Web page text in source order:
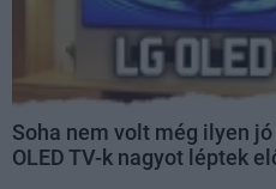
Soha nem volt még ilyen jó
OLED TV-k nagyot léptek